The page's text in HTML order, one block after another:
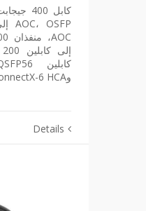
وConnectX-6 HCA
Details